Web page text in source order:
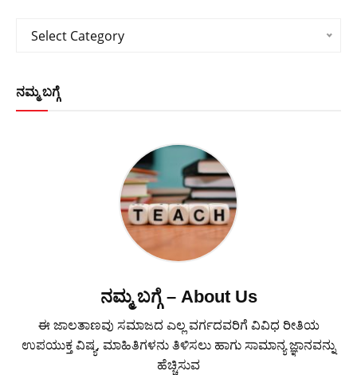
Categories
Select Category
ನಮ್ಮ ಬಗ್ಗೆ
ನಮ್ಮ ಬಗ್ಗೆ – About Us
ಈ ಜಾಲತಾಣವು ಸಮಾಜದ ಎಲ್ಲ ವರ್ಗದವರಿಗೆ ವಿವಿಧ ರೀತಿಯ
ಉಪಯುಕ್ತ ವಿಷ್ಯ, ಮಾಹಿತಿಗಳನು ತಿಳಿಸಲು ಹಾಗು ಸಾಮಾನ್ಯ ಜ್ಞಾನವನ್ನು
ಹೆಚ್ಚಿಸುವ